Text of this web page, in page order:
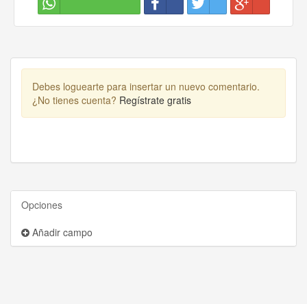
Debes loguearte para insertar un nuevo comentario.
¿No tienes cuenta? Regístrate gratis
Opciones
Añadir campo